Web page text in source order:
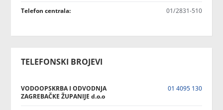
Telefon centrala: 01/2831-510
TELEFONSKI BROJEVI
VODOOPSKRBA I ODVODNJA
ZAGREBAČKE ŽUPANIJE d.o.o
01 4095 130